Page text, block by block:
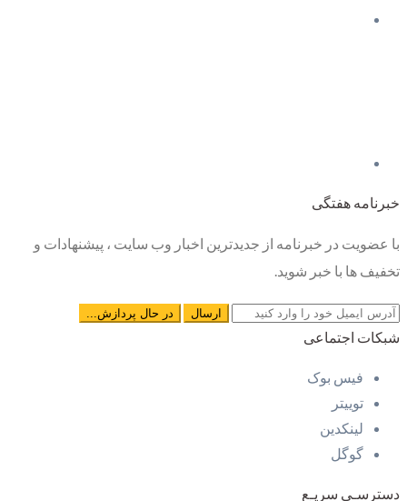
خبرنامه هفتگی
با عضویت در خبرنامه از جدیدترین اخبار وب سایت ، پیشنهادات و
تخفیف ها با خبر شوید.
شبکات اجتماعی
فیس بوک
توییتر
لینکدین
گوگل
دسترسـی سریـع